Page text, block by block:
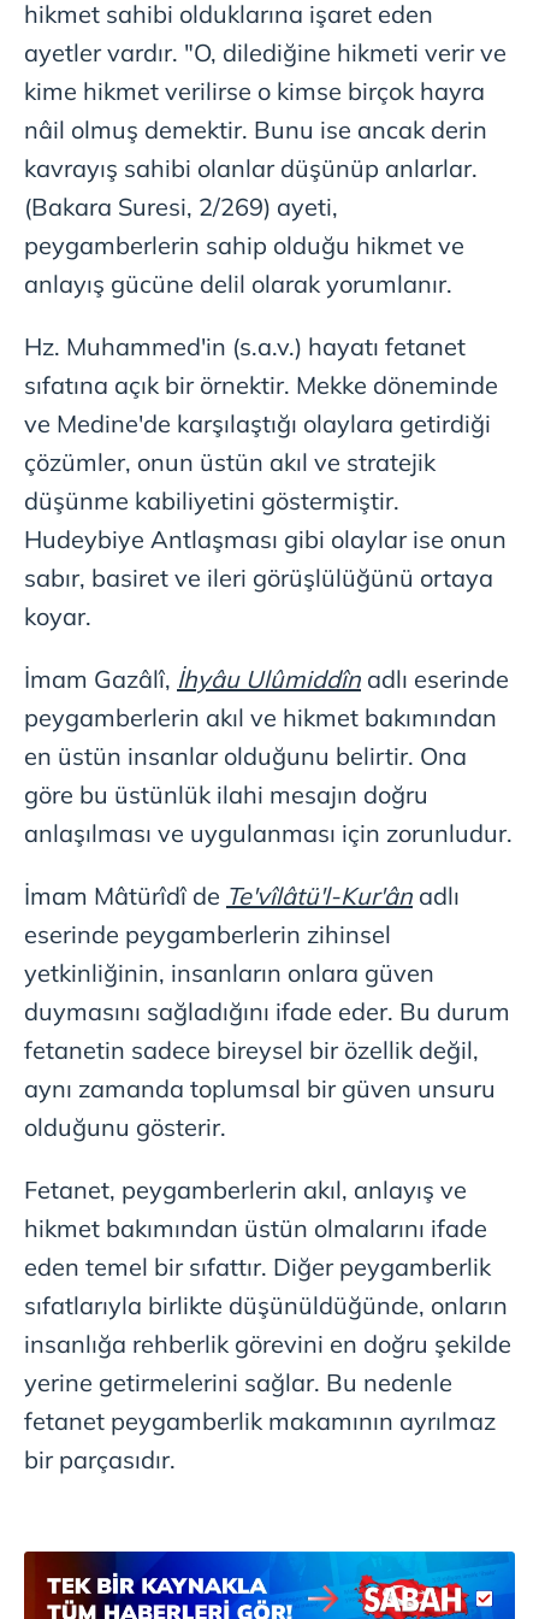
Sitemizde kendimize ve üçüncü kişilere ait çerezler
kullanılmaktadır. Bu çerezler vasıtasıyla çeşitli kişisel
verileriniz işlenmekte olup gerekli olan çerezler bilgi
kullanılmaktadır. Diğer çerezler, sitemizin daha işlevsel
kılınması ve kişiselleştirilmesi ve sizlere yönelik
reklam/pazarlama faaliyetlerinin yapılması, amaçlarıyla
sınırlı olarak açık rızanız dahilinde kullanılacaktır.
Çerezlere ilişkin tercihlerinizi aşağıda yer alan panel
için Ayarlar butonuna tıklayabilir,Çerez Bilgilendirme
Metnimizi
ziyaret edebilirsiniz.
6698 sayılı Kişisel Verilerin Korunması Kanunu uyarınca
hazırlanmış Aydınlatma Metnimizi okumak ve sitemizde
ilgili mevzuata uygun olarak kullanılan çerezlerle ilgili bilgi
almak için lütfentıklayınız.
hikmet sahibi olduklarına işaret eden
ayetler vardır. "O, dilediğine hikmeti verir ve
kime hikmet verilirse o kimse birçok hayra
nâil olmuş demektir. Bunu ise ancak derin
kavrayış sahibi olanlar düşünüp anlarlar.
(Bakara Suresi, 2/269) ayeti,
peygamberlerin sahip olduğu hikmet ve
anlayış gücüne delil olarak yorumlanır.
Hz. Muhammed'in (s.a.v.) hayatı fetanet
sıfatına açık bir örnektir. Mekke döneminde
ve Medine'de karşılaştığı olaylara getirdiği
çözümler, onun üstün akıl ve stratejik
düşünme kabiliyetini göstermiştir.
Hudeybiye Antlaşması gibi olaylar ise onun
sabır, basiret ve ileri görüşlülüğünü ortaya
koyar.
İmam Gazâlî, İhyâu Ulûmiddîn adlı eserinde
peygamberlerin akıl ve hikmet bakımından
en üstün insanlar olduğunu belirtir. Ona
göre bu üstünlük ilahi mesajın doğru
anlaşılması ve uygulanması için zorunludur.
İmam Mâtürîdî de Te'vîlâtü'l-Kur'ân adlı
eserinde peygamberlerin zihinsel
yetkinliğinin, insanların onlara güven
duymasını sağladığını ifade eder. Bu durum
fetanetin sadece bireysel bir özellik değil,
aynı zamanda toplumsal bir güven unsuru
olduğunu gösterir.
Fetanet, peygamberlerin akıl, anlayış ve
hikmet bakımından üstün olmalarını ifade
eden temel bir sıfattır. Diğer peygamberlik
sıfatlarıyla birlikte düşünüldüğünde, onların
insanlığa rehberlik görevini en doğru şekilde
yerine getirmelerini sağlar. Bu nedenle
fetanet peygamberlik makamının ayrılmaz
bir parçasıdır.